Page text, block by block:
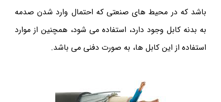
باشد که در محیط های صنعتی که احتمال وارد شدن صدمه
به بدنه کابل وجود دارد، استفاده می شود، همچنین از موارد
استفاده از این کابل ها، به صورت دفنی می باشد.